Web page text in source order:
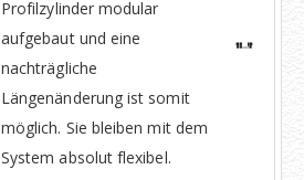
Profilzylinder modular
aufgebaut und eine
nachträgliche
Längenänderung ist somit
möglich. Sie bleiben mit dem
System absolut flexibel.